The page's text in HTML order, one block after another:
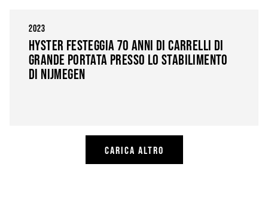
2023
HYSTER FESTEGGIA 70 ANNI DI CARRELLI DI
GRANDE PORTATA PRESSO LO STABILIMENTO
DI NIJMEGEN
CARICA ALTRO